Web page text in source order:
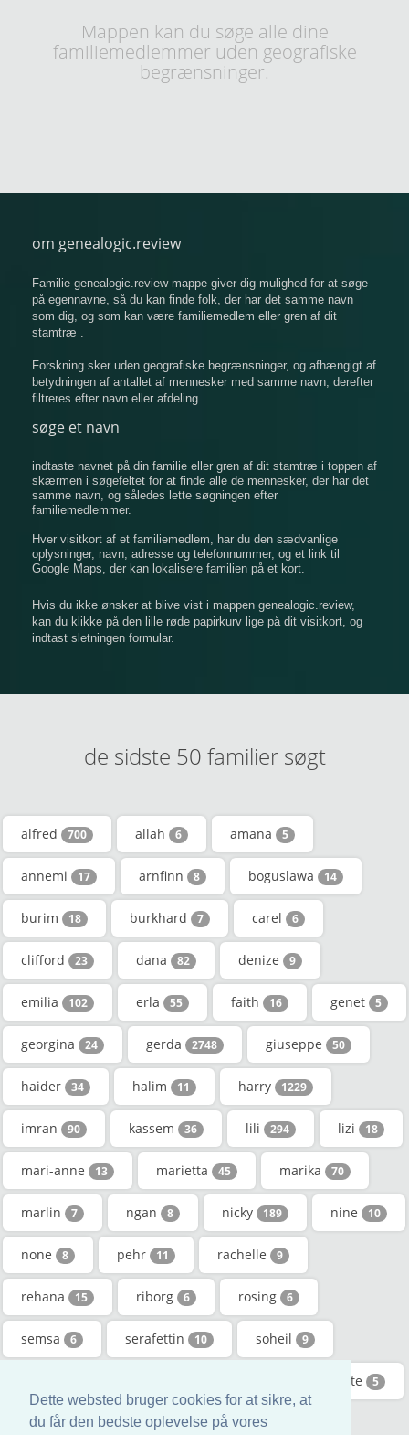
Dette websted bruger cookies for at sikre, at
du får den bedste oplevelse på vores
Mappen kan du søge alle dine
familiemedlemmer uden geografiske
begrænsninger.
om genealogic.review
Familie genealogic.review mappe giver dig mulighed for at søge
på egennavne, så du kan finde folk, der har det samme navn
som dig, og som kan være familiemedlem eller gren af ​​dit
stamtræ .
Forskning sker uden geografiske begrænsninger, og afhængigt af
betydningen af ​​antallet af mennesker med samme navn, derefter
filtreres efter navn eller afdeling.
søge et navn
indtaste navnet på din familie eller gren af ​​dit stamtræ i toppen af
​​skærmen i søgefeltet for at finde alle de mennesker, der har det
samme navn, og således lette søgningen efter
familiemedlemmer.
Hver visitkort af et familiemedlem, har du den sædvanlige
oplysninger, navn, adresse og telefonnummer, og et link til
Google Maps, der kan lokalisere familien på et kort.
Hvis du ikke ønsker at blive vist i mappen genealogic.review,
kan du klikke på den lille røde papirkurv lige på dit visitkort, og
indtast sletningen formular.
de sidste 50 familier søgt
alfred 700 allah 6 amana 5
annemi 17 arnfinn 8 boguslawa 14
burim 18 burkhard 7 carel 6
clifford 23 dana 82 denize 9
emilia 102 erla 55 faith 16 genet 5
georgina 24 gerda 2748 giuseppe 50
haider 34 halim 11 harry 1229
imran 90 kassem 36 lili 294 lizi 18
mari-anne 13 marietta 45 marika 70
marlin 7 ngan 8 nicky 189 nine 10
none 8 pehr 11 rachelle 9
rehana 15 riborg 6 rosing 6
semsa 6 serafettin 10 soheil 9
tytte 5
vivi-ann 39 yanne 6 zhen